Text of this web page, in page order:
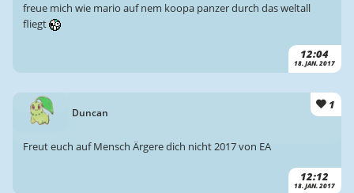
12:04
18. JAN. 2017
freue mich wie mario auf nem koopa panzer durch das weltall
fliegt
Duncan
1
12:12
18. JAN. 2017
Freut euch auf Mensch Ärgere dich nicht 2017 von EA